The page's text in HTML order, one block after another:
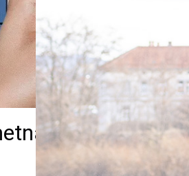
hiša I.Access